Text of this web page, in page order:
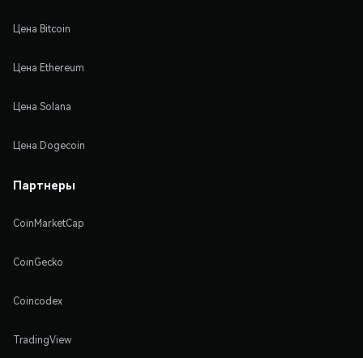
Цена Bitcoin
Цена Ethereum
Цена Solana
Цена Dogecoin
Партнеры
CoinMarketCap
CoinGecko
Coincodex
TradingView